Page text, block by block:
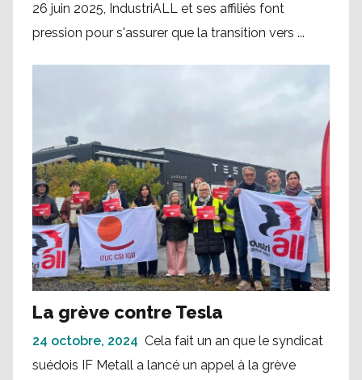
26 juin 2025, IndustriALL et ses affiliés font
pression pour s'assurer que la transition vers ...
La grève contre Tesla
24 octobre, 2024 Cela fait un an que le syndicat
suédois IF Metall a lancé un appel à la grève